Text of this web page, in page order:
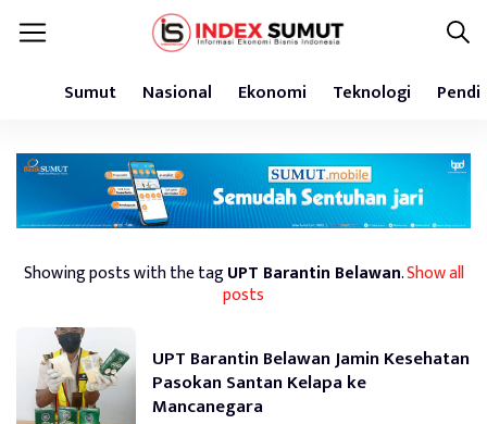
Sumut Nasional Ekonomi Teknologi
Showing posts with the tagUPT Barantin Belawan.Show all
posts
UPT Barantin Belawan Jamin Kesehatan
Pasokan Santan Kelapa ke
Mancanegara